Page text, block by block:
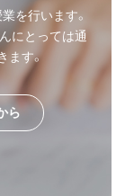
を行います。
にとっては通
ます。
ら